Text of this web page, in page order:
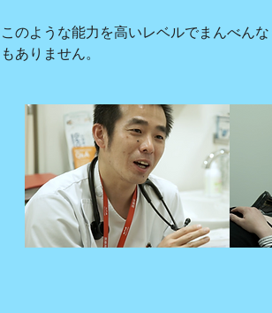
このような能力を高いレベルでまんべん
もありません。